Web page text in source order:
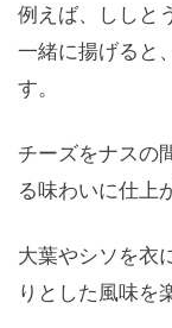
例えば、ししと
一緒に揚げると
す。
チーズをナスの
る味わいに仕上
大葉やシソを衣
りとした風味を